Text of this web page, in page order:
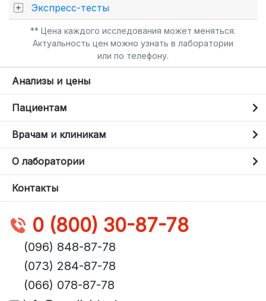
Экспресс-тесты
** Цена каждого исследования может меняться.
Актуальность цен можно узнать в лаборатории
или по телефону.
Анализы и цены
Пациентам
Врачам и клиникам
О лаборатории
Контакты
0 (800) 30-87-78
(096) 848-87-78
(073) 284-87-78
(066) 078-87-78